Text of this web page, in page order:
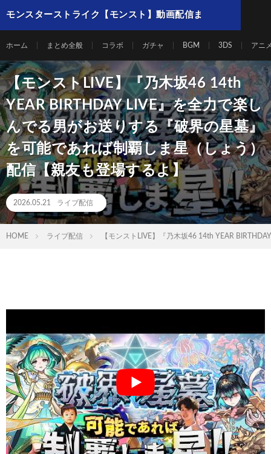
モンスターストライク【モンスト】動画配信ま
ホーム まとめ全般 コラボ ガチャ BGM 3DS アニ
【モンストLIVE】『乃木坂46 14th
YEAR BIRTHDAY LIVE』を全力で楽し
んでる男がお送りする『破界の星墓』
を可能であれば制覇しま星（しょう）
配信【親友も登場するよ】
2026.05.21 ライブ配信
HOME ライブ配信 【モンストLIVE】『乃木坂46 14th YEAR